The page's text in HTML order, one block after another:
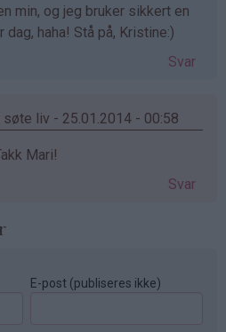
min, og jeg bruker sikkert en
dag, haha! Stå på, Kristine:)
Svar
liv - 25.01.2014 - 00:58
Mari!
Svar
E-post (publiseres ikke)